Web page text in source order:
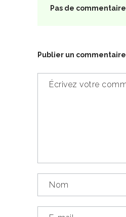
Pas de commentaire
Publier un commentaire